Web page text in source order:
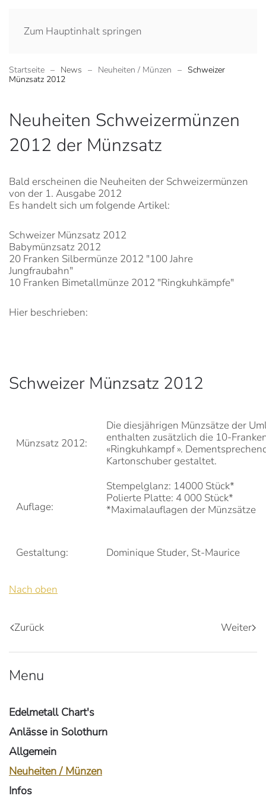
Zum Hauptinhalt springen
Startseite News Neuheiten / Münzen
Schweizer
Münzsatz 2012
Neuheiten Schweizermünzen
2012 der Münzsatz
Bald erscheinen die Neuheiten der Schweizermünzen
von der 1. Ausgabe 2012
Es handelt sich um folgende Artikel:
Schweizer Münzsatz 2012
Babymünzsatz 2012
20 Franken Silbermünze 2012 "100 Jahre
Jungfraubahn"
10 Franken Bimetallmünze 2012 "Ringkuhkämpfe"
Hier beschrieben:
Schweizer Münzsatz 2012
Münzsatz 2012:
Die diesjährigen Münzsätze der
enthalten zusätzlich die 10-
«Ringkuhkampf ».
Kartonschuber gestaltet.
Auflage:
Stempelglanz: 14000 Stück*
Polierte Platte: 4 000 Stück*
*Maximalauflagen der Münzsätze
Gestaltung: Dominique Studer, St-Maurice
Nach oben
Zurück Weiter
Menu
Edelmetall Chart's
Anlässe in Solothurn
Allgemein
Neuheiten / Münzen
Infos